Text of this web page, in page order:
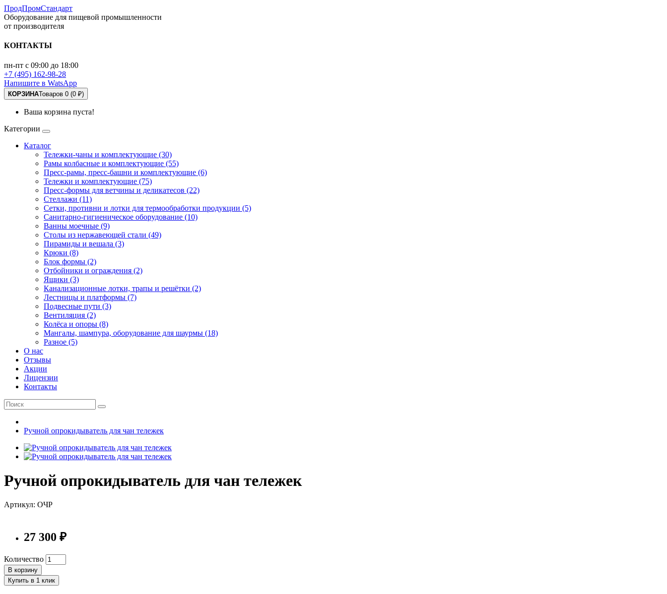
ПродПромСтандарт
Оборудование для пищевой промышленности
от производителя
КОНТАКТЫ
пн-пт с 09:00 до 18:00
+7 (495) 162-98-28
Напишите в WatsApp
КОРЗИНАТоваров 0 (0 ₽)
Ваша корзина пуста!
Категории
Каталог
Тележки-чаны и комплектующие (30)
Рамы колбасные и комплектующие (55)
Пресс-рамы, пресс-башни и комплектующие (6)
Тележки и комплектующие (75)
Пресс-формы для ветчины и деликатесов (22)
Стеллажи (11)
Сетки, противни и лотки для термообработки продукции (5)
Санитарно-гигиеническое оборудование (10)
Ванны моечные (9)
Столы из нержавеющей стали (49)
Пирамиды и вешала (3)
Крюки (8)
Блок формы (2)
Отбойники и ограждения (2)
Ящики (3)
Канализационные лотки, трапы и решётки (2)
Лестницы и платформы (7)
Подвесные пути (3)
Вентиляция (2)
Колёса и опоры (8)
Мангалы, шампура, оборудование для шаурмы (18)
Разное (5)
О нас
Отзывы
Акции
Лицензии
Контакты
Ручной опрокидыватель для чан тележек
Ручной опрокидыватель для чан тележек
Артикул: ОЧР
27 300 ₽
Количество
В корзину
Купить в 1 клик